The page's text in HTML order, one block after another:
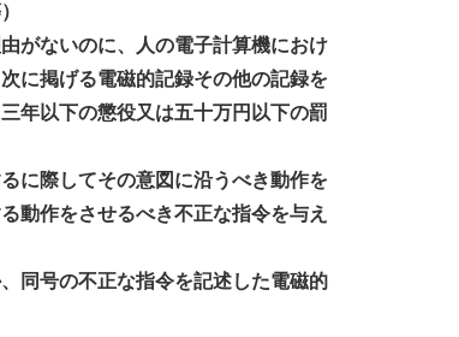
がないのに、人の電子計算機におけ
に掲げる電磁的記録その他の記録を
年以下の懲役又は五十万円以下の罰
に際してその意図に沿うべき動作を
動作をさせるべき不正な指令を与え
同号の不正な指令を記述した電磁的